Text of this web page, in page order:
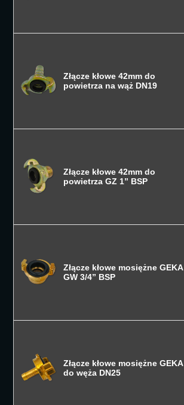
Złącze kłowe 42mm do
powietrza na wąż DN19
Złącze kłowe 42mm do
powietrza GZ 1” BSP
Złącze kłowe mosiężne GEKA
GW 3/4” BSP
Złącze kłowe mosiężne GEKA
do węża DN25